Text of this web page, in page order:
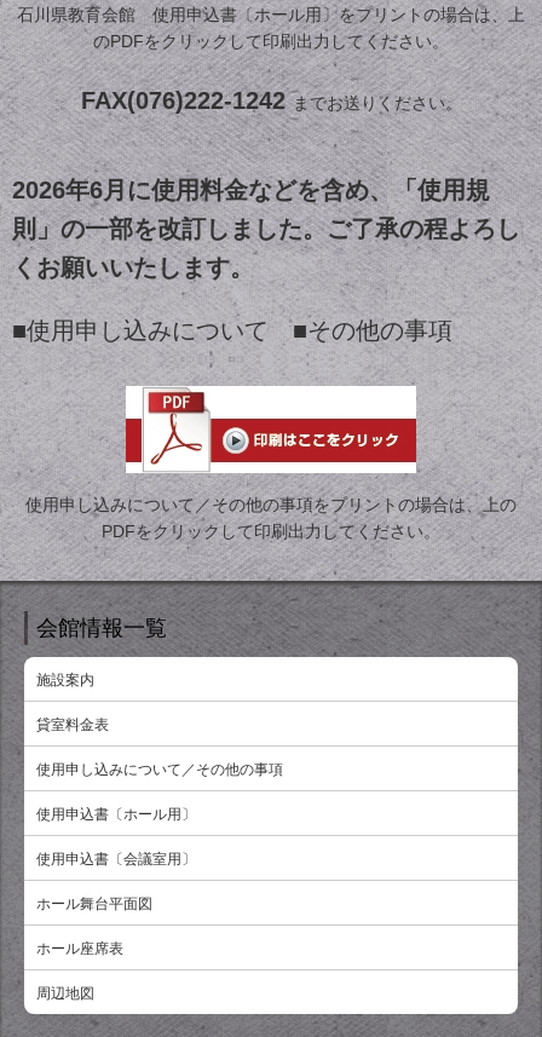
石川県教育会館 使用申込書〔ホール用〕をプリントの場合は、上
のPDFをクリックして印刷出力してください。
FAX(076)222-1242 までお送りください。
2026年6月に使用料金などを含め、「使用規
則」の一部を改訂しました。ご了承の程よろし
くお願いいたします。
■使用申し込みについて■その他の事項
使用申し込みについて／その他の事項をプリントの場合は、上の
PDFをクリックして印刷出力してください。
会館情報一覧
施設案内
貸室料金表
使用申し込みについて／その他の事項
使用申込書〔ホール用〕
使用申込書〔会議室用〕
ホール舞台平面図
ホール座席表
周辺地図